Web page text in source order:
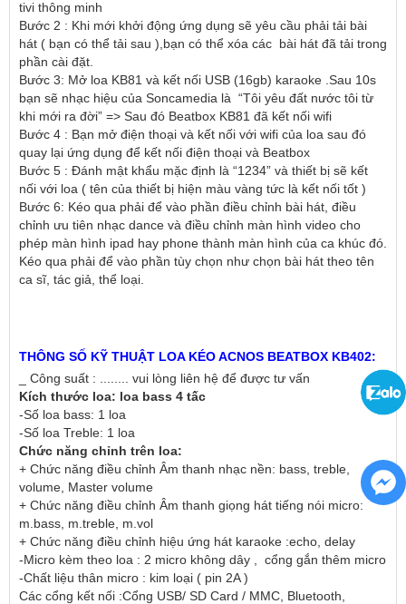
tivi thông minh
Bước 2 : Khi mới khởi động ứng dụng sẽ yêu cầu phải tải bài
hát ( bạn có thể tải sau ),bạn có thể xóa các  bài hát đã tải trong
phần cài đặt.
Bước 3: Mở loa KB81 và kết nối USB (16gb) karaoke .Sau 10s
bạn sẽ nhạc hiệu của Soncamedia là  “Tôi yêu đất nước tôi từ
khi mới ra đời” => Sau đó Beatbox KB81 đã kết nối wifi
Bước 4 : Bạn mở điện thoại và kết nối với wifi của loa sau đó
quay lại ứng dụng để kết nối điện thoại và Beatbox
Bước 5 : Đánh mật khẩu mặc định là “1234” và thiết bị sẽ kết
nối với loa ( tên của thiết bị hiện màu vàng tức là kết nối tốt )
Bước 6: Kéo qua phải để vào phần điều chỉnh bài hát, điều
chỉnh ưu tiên nhạc dance và điều chỉnh màn hình video cho
phép màn hình ipad hay phone thành màn hình của ca khúc đó.
Kéo qua phải để vào phần tùy chọn như chọn bài hát theo tên
ca sĩ, tác giả, thể loại.
THÔNG SỐ KỸ THUẬT LOA KÉO ACNOS BEATBOX KB402:
_ Công suất : ........ vui lòng liên hệ để được tư vấn
Kích thước loa: loa bass 4 tấc
-Số loa bass: 1 loa
-Số loa Treble: 1 loa
Chức năng chỉnh trên loa:
+ Chức năng điều chỉnh Âm thanh nhạc nền: bass, treble,
volume, Master volume
+ Chức năng điều chỉnh Âm thanh giọng hát tiếng nói micro:
m.bass, m.treble, m.vol
+ Chức năng điều chỉnh hiệu ứng hát karaoke :echo, delay
-Micro kèm theo loa : 2 micro không dây ,  cổng gắn thêm micro
-Chất liệu thân micro : kim loại ( pin 2A )
Các cổng kết nối :Cổng USB/ SD Card / MMC, Bluetooth,